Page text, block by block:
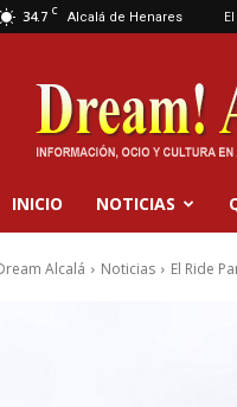
34.7 C Alcalá de Henares
Dream
Alcalá
INICIO NOTICIAS
Alcalá Noticias El Ride